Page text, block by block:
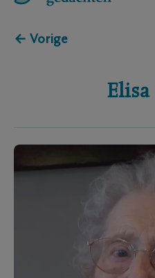
← Vorige
Elisa